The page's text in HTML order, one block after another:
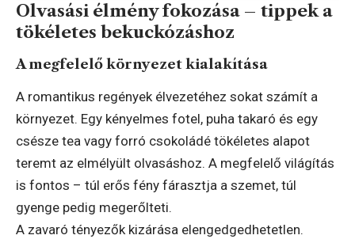
Olvasási élmény fokozása – tippek a
tökéletes bekuckózáshoz
A megfelelő környezet kialakítása
A romantikus regények élvezetéhez sokat számít a
környezet. Egy kényelmes fotel, puha takaró és egy
csésze tea vagy forró csokoládé tökéletes alapot
teremt az elmélyült olvasáshoz. A megfelelő világítás
is fontos – túl erős fény fárasztja a szemet, túl
gyenge pedig megerőlteti.
A zavaró tényezők kizárása elengedgedhetetlen.